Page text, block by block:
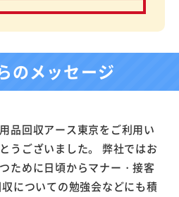
のメッセージ
品回収アース東京をご利用い
うございました。 弊社ではお
ために日頃からマナー・接客
についての勉強会などにも積